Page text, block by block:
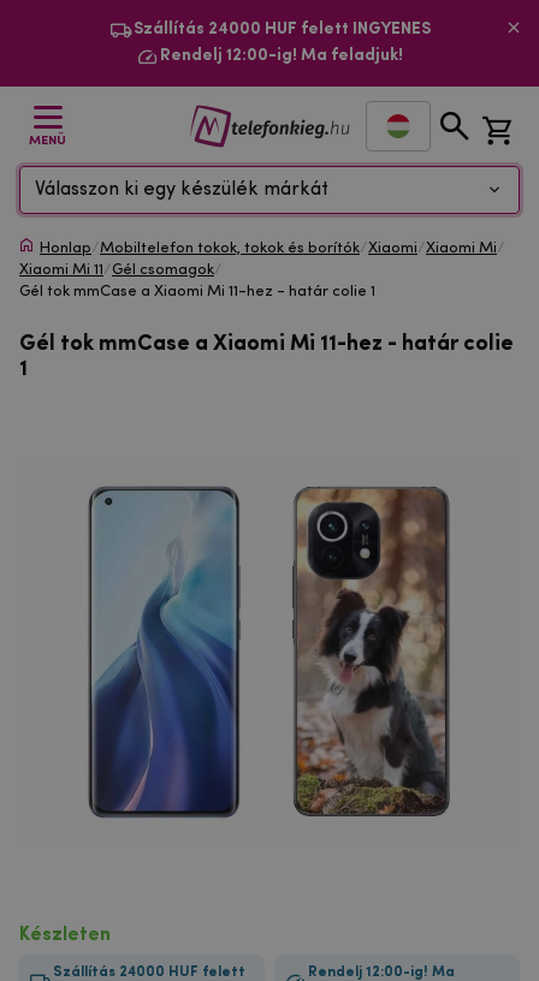
Szállítás 24000 HUF felett INGYENES
Rendelj 12:00-ig! Ma feladjuk!
MENÜ
Válasszon ki egy készülék márkát
Honlap/Mobiltelefon tokok, tokok és borítók/Xiaomi/Xiaomi Mi/
Xiaomi Mi 11/Gél csomagok/
Gél tok mmCase a Xiaomi Mi 11-hez - határ colie 1
Gél tok mmCase a Xiaomi Mi 11-hez - határ colie
1
Készleten
Szállítás 24000 HUF felett
Rendelj 12:00-ig! Ma